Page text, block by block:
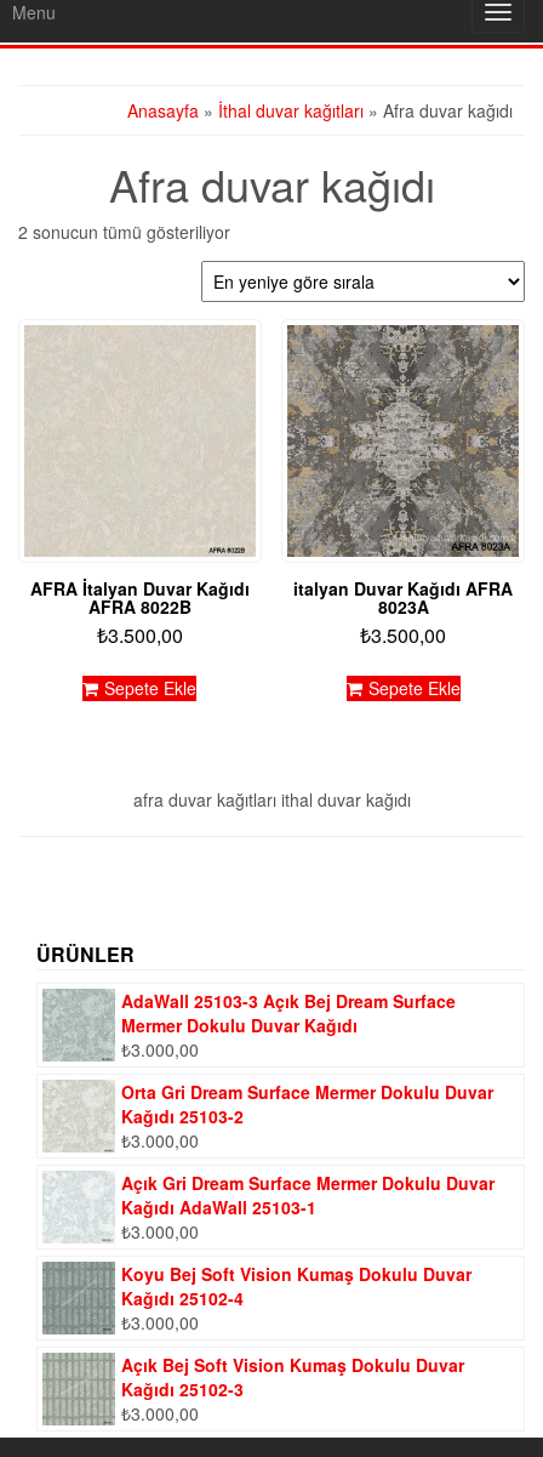
Menu
Anasayfa » İthal duvar kağıtları » Afra duvar kağıdı
Afra duvar kağıdı
2 sonucun tümü gösteriliyorEn
yeniye
göre
sıralandı
AFRA İtalyan Duvar Kağıdı
AFRA 8022B
₺3.500,00
Sepete Ekle
italyan Duvar Kağıdı AFRA
8023A
₺3.500,00
Sepete Ekle
afra duvar kağıtları ithal duvar kağıdı
ÜRÜNLER
AdaWall 25103-3 Açık Bej Dream Surface
Mermer Dokulu Duvar Kağıdı
₺3.000,00
Orta Gri Dream Surface Mermer Dokulu Duvar
Kağıdı 25103-2
₺3.000,00
Açık Gri Dream Surface Mermer Dokulu Duvar
Kağıdı AdaWall 25103-1
₺3.000,00
Koyu Bej Soft Vision Kumaş Dokulu Duvar
Kağıdı 25102-4
₺3.000,00
Açık Bej Soft Vision Kumaş Dokulu Duvar
Kağıdı 25102-3
₺3.000,00